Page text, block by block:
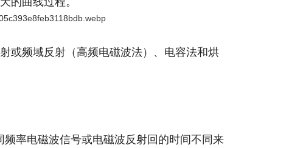
或频域反射（高频电磁波法）、电容法和烘
率电磁波信号或电磁波反射回的时间不同来